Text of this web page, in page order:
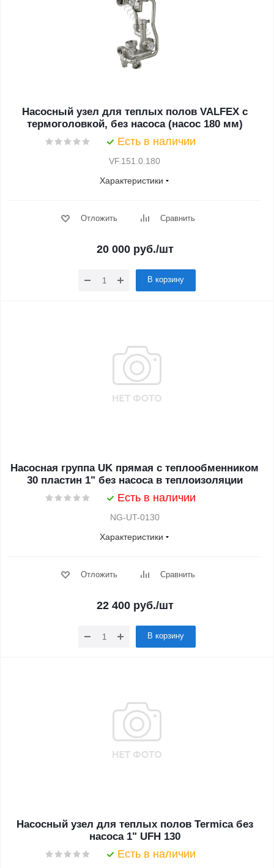
Насосный узел для теплых полов VALFEX с
термоголовкой, без насоса (насос 180 мм)
Есть в наличии
VF.151.0.180
Характеристики
Отложить Сравнить
20 000руб./шт
В корзину
Насосная группа UK прямая с теплообменником
30 пластин 1" без насоса в теплоизоляции
Есть в наличии
NG-UT-0130
Характеристики
Отложить Сравнить
22 400руб./шт
В корзину
Насосный узел для теплых полов Termica без
насоса 1" UFH 130
Есть в наличии